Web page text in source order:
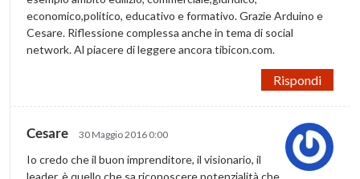
economico,politico, educativo e formativo. Grazie Arduino e
Cesare. Riflessione complessa anche in tema di social
network. Al piacere di leggere ancora tibicon.com.
Rispondi
Cesare 30 Maggio 2016 0:00
Io credo che il buon imprenditore, il visionario, il